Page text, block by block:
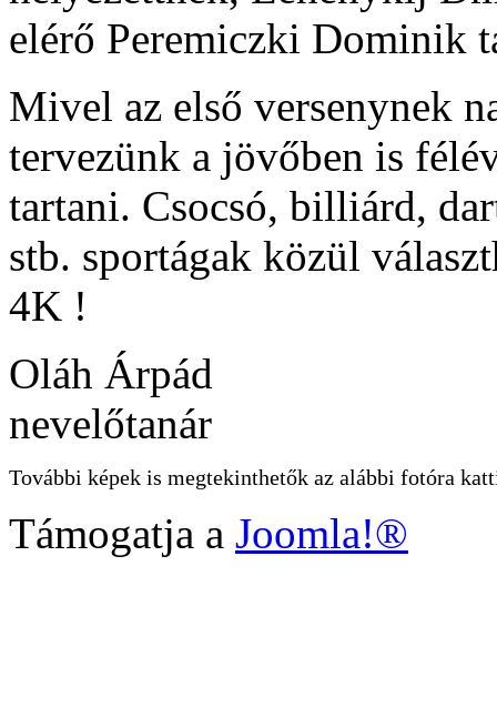
elérő Peremiczki Dominik
Mivel az első versenynek
tervezünk a jövőben is
tartani. Csocsó, billiárd,
stb. sportágak közül
4K !
Oláh Árpád
nevelőtanár
További képek is megtekinthetők az alábbi fotóra
Támogatja a Joomla!®